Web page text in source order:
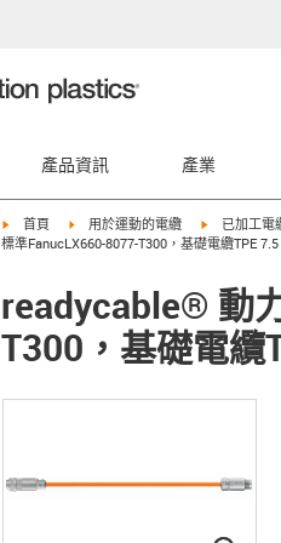
產品資訊 產業
igus-icon-arrow-right
首頁 igus-icon-arrow-right
用於運動的電纜 igus-icon-
已加工電
標準FanucLX660-8077-T300，基礎電纜TPE
readycable® 動
T300，基礎電纜